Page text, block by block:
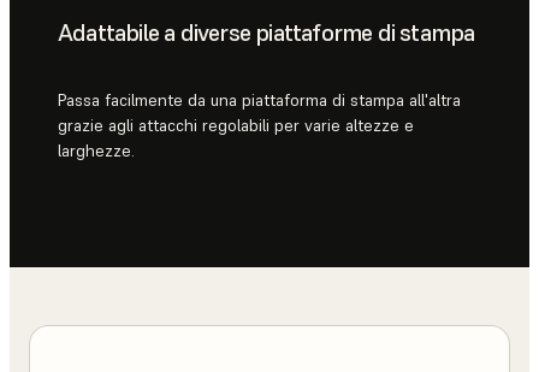
Adattabile a diverse piattaforme di stampa
Passa facilmente da una piattaforma di stampa all'altra
grazie agli attacchi regolabili per varie altezze e
larghezze.